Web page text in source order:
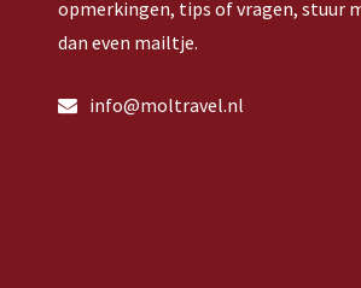
opmerkingen, tips of vragen, stuur
dan even mailtje.
info@moltravel.nl